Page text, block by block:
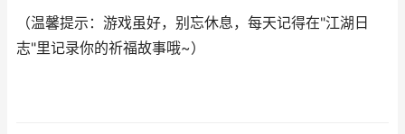
（温馨提示：游戏虽好，别忘休息，每天记得在"江湖日
志"里记录你的祈福故事哦~）